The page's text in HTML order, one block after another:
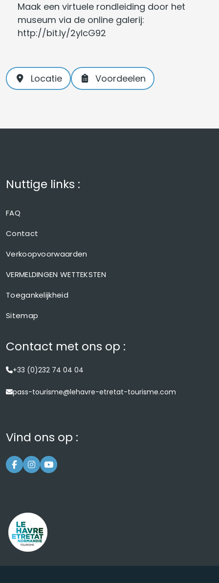
Maak een virtuele rondleiding door het
museum via de online galerij:
http://bit.ly/2yIcG92
Locatie Voordeelen
Nuttige links :
FAQ
Contact
Verkoopvoorwaarden
VERMELDINGEN WETTEKSTEN
Toegankelijkheid
Sitemap
Contact met ons op :
+33 (0)232 74 04 04
pass-tourisme@lehavre-etretat-tourisme.com
Vind ons op :